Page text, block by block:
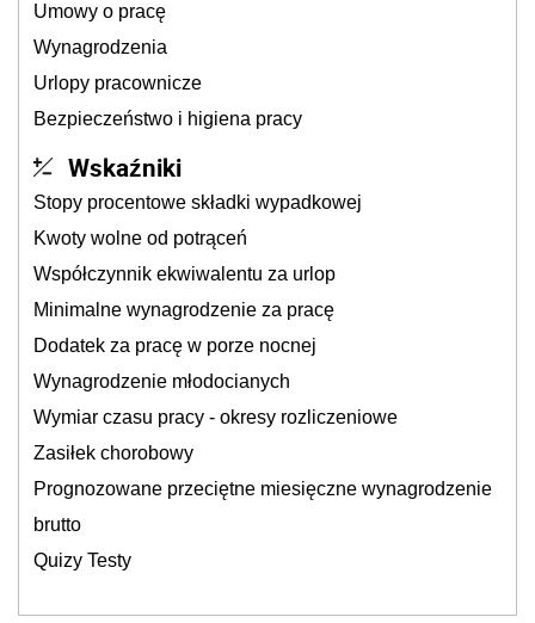
Umowy o pracę
Wynagrodzenia
Urlopy pracownicze
Bezpieczeństwo i higiena pracy
Wskaźniki
Stopy procentowe składki wypadkowej
Kwoty wolne od potrąceń
Współczynnik ekwiwalentu za urlop
Minimalne wynagrodzenie za pracę
Dodatek za pracę w porze nocnej
Wynagrodzenie młodocianych
Wymiar czasu pracy - okresy rozliczeniowe
Zasiłek chorobowy
Prognozowane przeciętne miesięczne wynagrodzenie
brutto
Quizy Testy